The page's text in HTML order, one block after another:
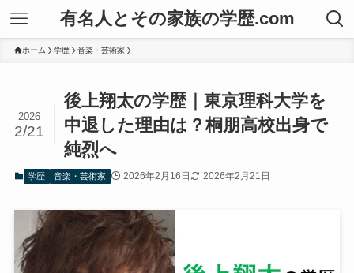
有名人とその家族の学歴.com
ホーム 学歴 音楽・芸術家
後上翔太の学歴｜東京理科大学を
中退した理由は？桐朋高校出身で
純烈へ
2026
2/21
学歴 音楽・芸術家 2026年2月16日 2026年2月21日